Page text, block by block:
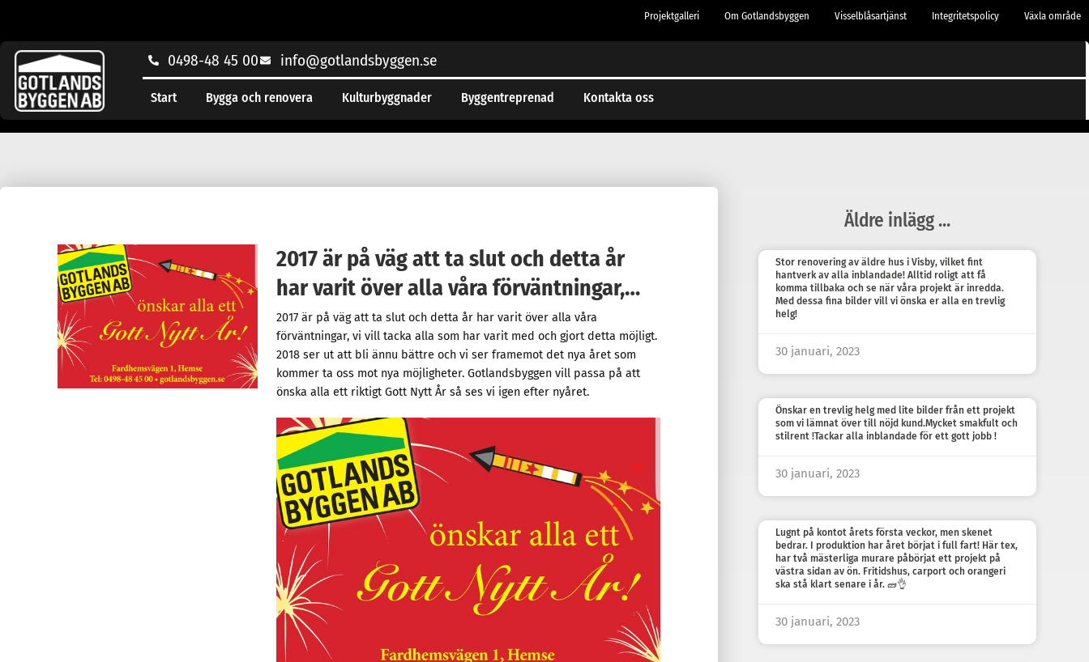
Projektgalleri Om Gotlandsbyggen Visselblåsartjänst Integritetspolicy Växla område
0498-48 45 00 info@gotlandsbyggen.se
Start Bygga och renovera Kulturbyggnader Byggentreprenad Kontakta oss
2017 är på väg att ta slut och detta år
har varit över alla våra förväntningar,…
2017 är på väg att ta slut och detta år har varit över alla våra
förväntningar, vi vill tacka alla som har varit med och gjort detta möjligt.
2018 ser ut att bli ännu bättre och vi ser framemot det nya året som
kommer ta oss mot nya möjligheter. Gotlandsbyggen vill passa på att
önska alla ett riktigt Gott Nytt År så ses vi igen efter nyåret.
Äldre inlägg ...
Stor renovering av äldre hus i Visby, vilket fint
hantverk av alla inblandade! Alltid roligt att få
komma tillbaka och se när våra projekt är inredda.
Med dessa fina bilder vill vi önska er alla en trevlig
helg!
30 januari, 2023
Önskar en trevlig helg med lite bilder från ett projekt
som vi lämnat över till nöjd kund.Mycket smakfult och
stilrent !Tackar alla inblandade för ett gott jobb !
30 januari, 2023
Lugnt på kontot årets första veckor, men skenet
bedrar. I produktion har året börjat i full fart! Här tex,
har två mästerliga murare påbörjat ett projekt på
västra sidan av ön. Fritidshus, carport och orangeri
ska stå klart senare i år. 🧱👌
30 januari, 2023